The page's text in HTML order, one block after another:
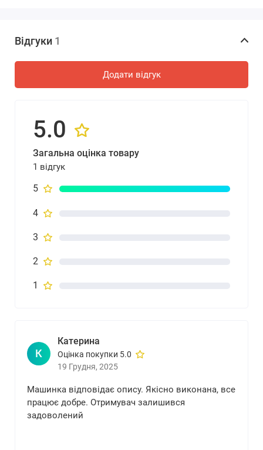
Відгуки 1
Додати відгук
5.0
Загальна оцінка товару
1 відгук
5
4
3
2
1
К
Катерина
Оцінка покупки 5.0
19 Грудня, 2025
Машинка відповідає опису. Якісно виконана, все
працює добре. Отримувач залишився
задоволений